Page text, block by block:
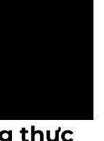
thực